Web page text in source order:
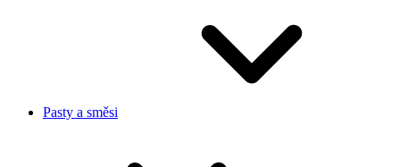
Pasty a směsi